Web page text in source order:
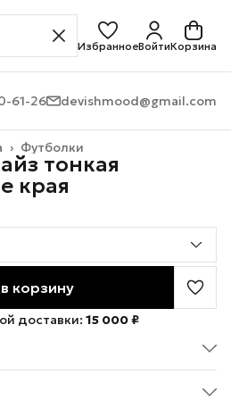
ИзбранноеВойтиКорзина
61-26 devishmood@gmail.com
Футболки
›
тонкая
края
корзину
доставки: 15 000 ₽